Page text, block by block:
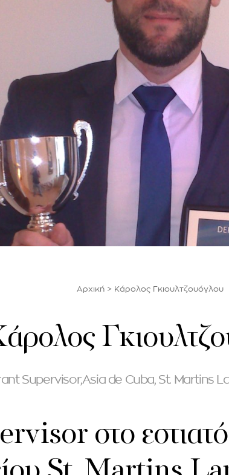
Αρχική> Κάρολος Γκιουλτζουόγλου
Supervisor,Asia de Cuba, St. Martins
στο